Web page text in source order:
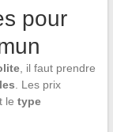
pour
, il faut prendre
. Les prix
le type